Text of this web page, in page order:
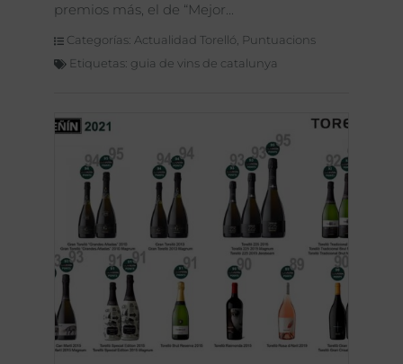
premios más, el de “Mejor
Categorías: Actualidad Torelló Puntuacions
Etiquetas: guia de vins de catalunya